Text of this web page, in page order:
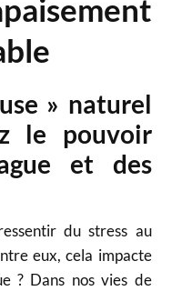
» naturel
le pouvoir
et des
du stress au
eux, cela impacte
? Dans nos vies de